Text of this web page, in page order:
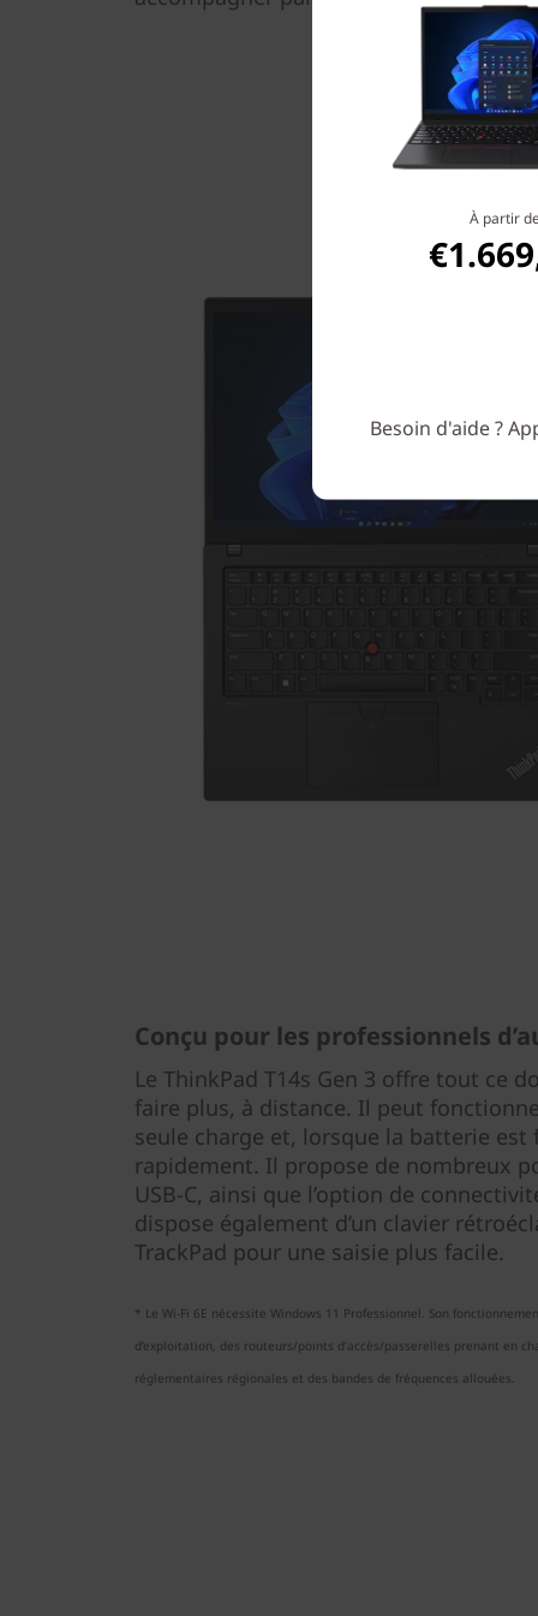
Conçu pour les professionnels
Le ThinkPad T14s Gen 3 offre tout ce
faire plus, à distance. Il peut
seule charge et, lorsque la batterie
rapidement. Il propose de nombreux
USB-C, ainsi que l’option de
dispose également d’un clavier
TrackPad pour une saisie plus facile.
* Le Wi-Fi 6E nécessite Windows 11 Professionnel. Son
d’exploitation, des routeurs/points d’accès/passerelles prenant en
réglementaires régionales et des bandes de fréquences allouées.
À partir
Besoin d'aide ?